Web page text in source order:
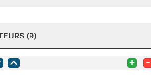
(9)
+ -